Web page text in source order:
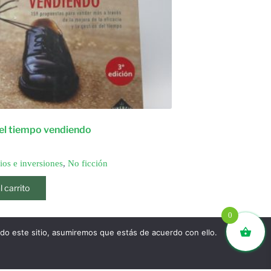
tiempo vendiendo
e inversiones, No ficción
carrito
0
este sitio, asumiremos que estás de acuerdo con ello.